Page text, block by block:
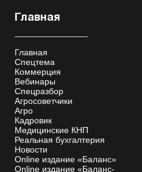
Главная
Главная
Спецтема
Коммерция
Вебинары
Спецразбор
Агросоветчики
Агро
Кадровик
Медицинские КНП
Реальная бухгалтерия
Новости
Online издание «Баланс»
Online издание «Баланс-